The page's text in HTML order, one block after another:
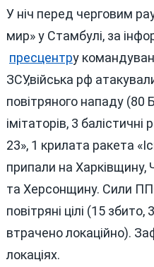
У ніч перед черговим
мир» у Стамбулі, за
пресцентру
ЗСУ,війська рф
повітряного нападу (80
імітаторів, 3
23», 1 крилата ракета
припали на Харківщину,
та Херсонщину. Сили
повітряні цілі (15
втрачено локаційно).
локаціях.